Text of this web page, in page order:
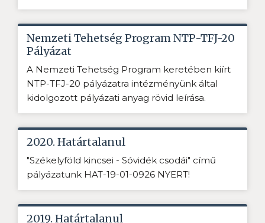
Nemzeti Tehetség Program NTP-TFJ-20
Pályázat
A Nemzeti Tehetség Program keretében kiírt
NTP-TFJ-20 pályázatra intézményünk által
kidolgozott pályázati anyag rövid leírása.
2020. Határtalanul
"Székelyföld kincsei - Sóvidék csodái" című
pályázatunk HAT-19-01-0926 NYERT!
2019. Határtalanul